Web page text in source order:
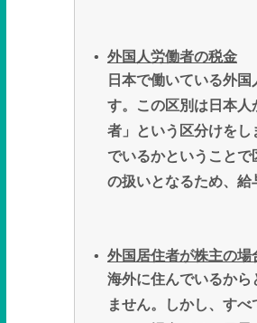
外国人労働者の税金
日本で働いている外国
す。この区別は日本
者」という区分けを
でいるかということ
の扱いとなるため、給
外国居住者が株主の場
海外に住んでいるから
ません。しかし、す